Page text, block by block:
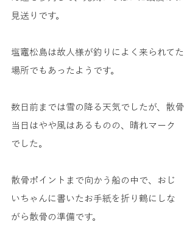
見送りです。
塩竈松島は故人様が釣りによく来られてた
場所でもあったようです。
数日前までは雪の降る天気でしたが、散骨
当日はやや風はあるものの、晴れマーク
でした。
散骨ポイントまで向かう船の中で、おじ
いちゃんに書いたお手紙を折り鶴にしな
がら散骨の準備です。